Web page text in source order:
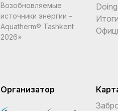
Возобновляемые
источники энергии –
Aquatherm® Tashkent
2026»
Организатор